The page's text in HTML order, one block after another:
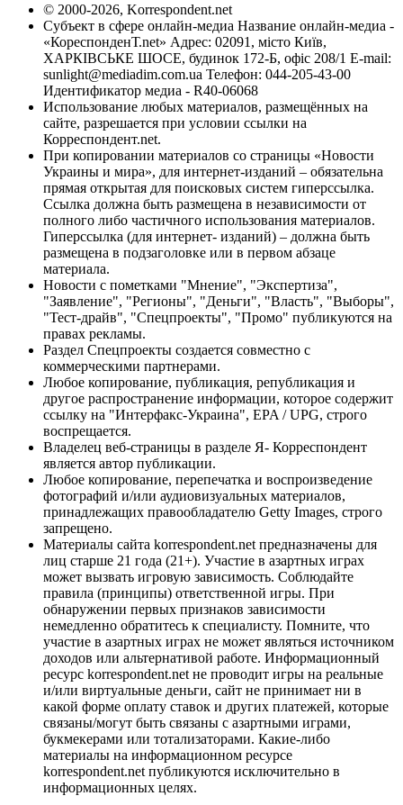
© 2000-2026, Korrespondent.net
Субъект в сфере онлайн-медиа Название онлайн-медиа -
«КореспонденТ.net» Адрес: 02091, місто Київ,
ХАРКІВСЬКЕ ШОСЕ, будинок 172-Б, офіс 208/1 E-mail:
sunlight@mediadim.com.ua Телефон: 044-205-43-00
Идентификатор медиа - R40-06068
Использование любых материалов, размещённых на
сайте, разрешается при условии ссылки на
Корреспондент.net.
При копировании материалов со страницы «Новости
Украины и мира», для интернет-изданий – обязательна
прямая открытая для поисковых систем гиперссылка.
Ссылка должна быть размещена в независимости от
полного либо частичного использования материалов.
Гиперссылка (для интернет- изданий) – должна быть
размещена в подзаголовке или в первом абзаце
материала.
Новости с пометками "Мнение", "Экспертиза",
"Заявление", "Регионы", "Деньги", "Власть", "Выборы",
"Тест-драйв", "Спецпроекты", "Промо" публикуются на
правах рекламы.
Раздел Спецпроекты создается совместно с
коммерческими партнерами.
Любое копирование, публикация, републикация и
другое распространение информации, которое содержит
ссылку на "Интерфакс-Украина", EPA / UPG, строго
воспрещается.
Владелец веб-страницы в разделе Я- Корреспондент
является автор публикации.
Любое копирование, перепечатка и воспроизведение
фотографий и/или аудиовизуальных материалов,
принадлежащих правообладателю Getty Images, строго
запрещено.
Материалы сайта korrespondent.net предназначены для
лиц старше 21 года (21+). Участие в азартных играх
может вызвать игровую зависимость. Соблюдайте
правила (принципы) ответственной игры. При
обнаружении первых признаков зависимости
немедленно обратитесь к специалисту. Помните, что
участие в азартных играх не может являться источником
доходов или альтернативой работе. Информационный
ресурс korrespondent.net не проводит игры на реальные
и/или виртуальные деньги, сайт не принимает ни в
какой форме оплату ставок и других платежей, которые
связаны/могут быть связаны с азартными играми,
букмекерами или тотализаторами. Какие-либо
материалы на информационном ресурсе
korrespondent.net публикуются исключительно в
информационных целях.